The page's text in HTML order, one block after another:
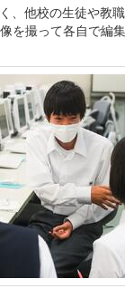
他校の生徒や教職
を撮って各自で編